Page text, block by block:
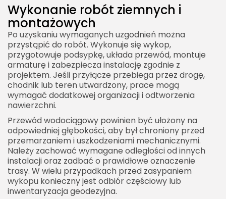
Wykonanie robót ziemnych i
montażowych
Po uzyskaniu wymaganych uzgodnień można
przystąpić do robót. Wykonuje się wykop,
przygotowuje podsypkę, układa przewód, montuje
armaturę i zabezpiecza instalację zgodnie z
projektem. Jeśli przyłącze przebiega przez drogę,
chodnik lub teren utwardzony, prace mogą
wymagać dodatkowej organizacji i odtworzenia
nawierzchni.
Przewód wodociągowy powinien być ułożony na
odpowiedniej głębokości, aby był chroniony przed
przemarzaniem i uszkodzeniami mechanicznymi.
Należy zachować wymagane odległości od innych
instalacji oraz zadbać o prawidłowe oznaczenie
trasy. W wielu przypadkach przed zasypaniem
wykopu konieczny jest odbiór częściowy lub
inwentaryzacja geodezyjna.